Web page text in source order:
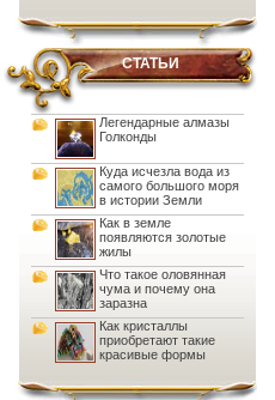
СТАТЬИ
Легендарные алмазы
Голконды
Куда исчезла вода из
самого большого моря
в истории Земли
Как в земле
появляются золотые
жилы
Что такое оловянная
чума и почему она
заразна
Как кристаллы
приобретают такие
красивые формы